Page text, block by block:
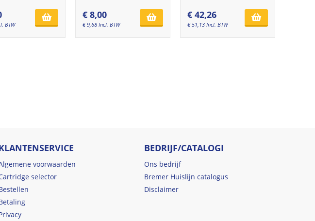
BTW
€ 8,00
€ 9,68 Incl. BTW
€ 42,26
€ 51,13 Incl. BTW
voorwaarden
selector
BEDRIJF/CATALOGI
Ons bedrijf
Bremer Huislijn catalogus
Disclaimer